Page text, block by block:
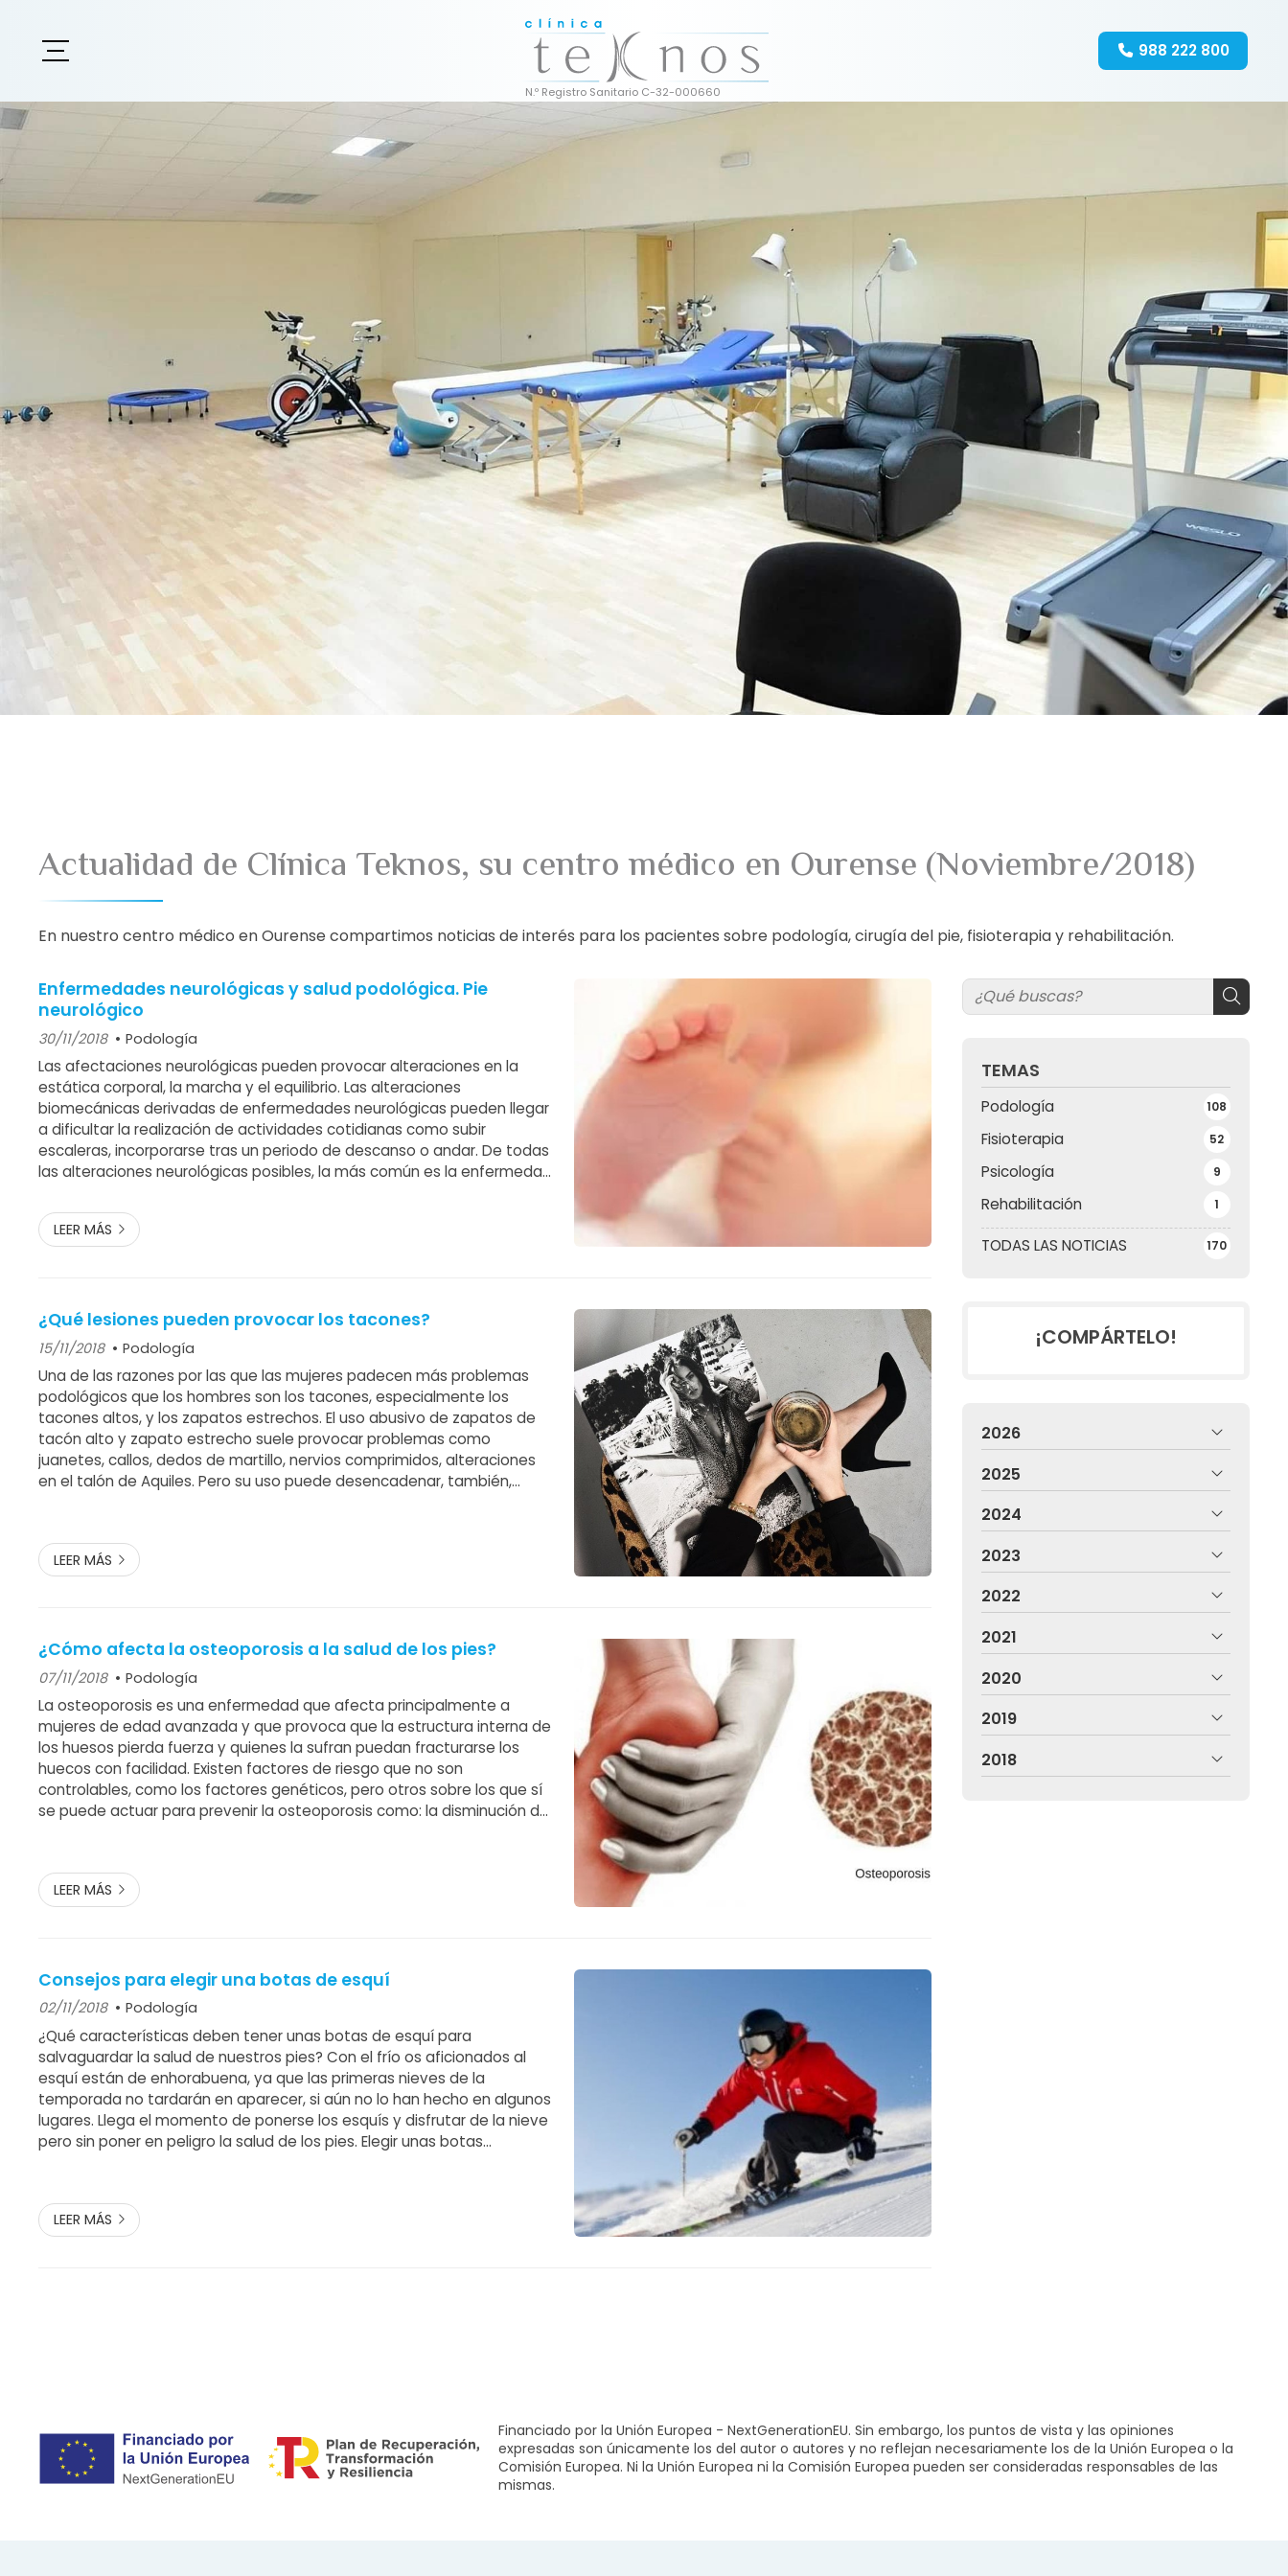
988 222 800
Actualidad de Clínica Teknos, su centro médico en Ourense (Noviembre/2018)
En nuestro centro médico en Ourense compartimos noticias de interés para los pacientes sobre podología, cirugía del pie, fisioterapia y rehabilitación.
TEMAS
TODAS LAS NOTICIAS 170
Podología 108
Fisioterapia 52
Psicología 9
Rehabilitación 1
Enfermedades neurológicas y salud podológica. Pie
neurológico
30/11/2018 Podología
Las afectaciones neurológicas pueden provocar alteraciones en la
estática corporal, la marcha y el equilibrio. Las alteraciones
biomecánicas derivadas de enfermedades neurológicas pueden llegar
a dificultar la realización de actividades cotidianas como subir
escaleras, incorporarse tras un periodo de descanso o andar. De todas
las alteraciones neurológicas posibles, la más común es la enfermedad
asociada a la garra de dedos en...
LEER MÁS
¿Qué lesiones pueden provocar los tacones?
15/11/2018 Podología
Una de las razones por las que las mujeres padecen más problemas
podológicos que los hombres son los tacones, especialmente los
tacones altos, y los zapatos estrechos. El uso abusivo de zapatos de
tacón alto y zapato estrecho suele provocar problemas como
juanetes, callos, dedos de martillo, nervios comprimidos, alteraciones
en el talón de Aquiles. Pero su uso puede desencadenar, también,
LEER MÁS
¿Cómo afecta la osteoporosis a la salud de los pies?
07/11/2018 Podología
La osteoporosis es una enfermedad que afecta principalmente a
mujeres de edad avanzada y que provoca que la estructura interna de
los huesos pierda fuerza y quienes la sufran puedan fracturarse los
huecos con facilidad. Existen factores de riesgo que no son
controlables, como los factores genéticos, pero otros sobre los que sí
se puede actuar para prevenir la osteoporosis como: la disminución de
LEER MÁS
Consejos para elegir una botas de esquí
02/11/2018 Podología
¿Qué características deben tener unas botas de esquí para
salvaguardar la salud de nuestros pies? Con el frío os aficionados al
esquí están de enhorabuena, ya que las primeras nieves de la
temporada no tardarán en aparecer, si aún no lo han hecho en algunos
lugares. Llega el momento de ponerse los esquís y disfrutar de la nieve
pero sin poner en peligro la salud de los pies. Elegir unas botas
LEER MÁS
¡COMPÁRTELO!
2026
2025
2024
2023
2022
2021
2020
2019
2018
Financiado por la Unión Europea - NextGenerationEU. Sin embargo, los puntos de vista y las opiniones
expresadas son únicamente los del autor o autores y no reflejan necesariamente los de la Unión Europea o la
Comisión Europea. Ni la Unión Europea ni la Comisión Europea pueden ser consideradas responsables de las
mismas.